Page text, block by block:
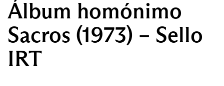
Álbum homónimo
Sacros (1973) – Sello
IRT